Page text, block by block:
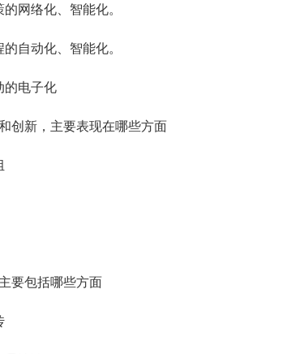
网络化、智能化。
自动化、智能化。
电子化
新，主要表现在哪些方面
包括哪些方面